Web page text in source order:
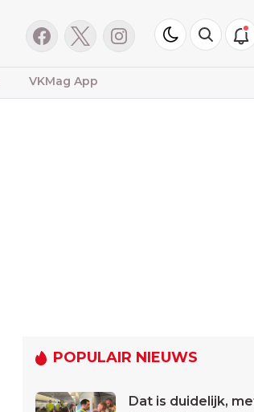
VKMag App
POPULAIR NIEUWS
Dat is duidelijk,